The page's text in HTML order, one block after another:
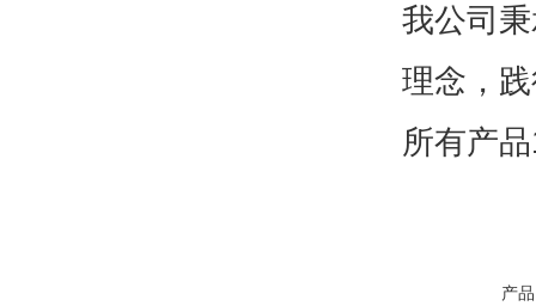
我公司
理念，
所有产
产